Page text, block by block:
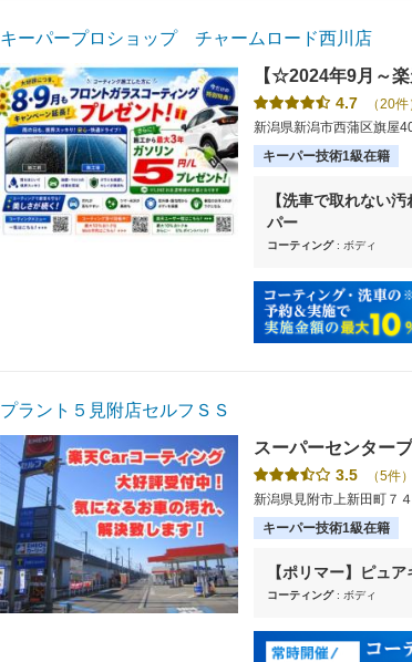
キーパープロショップ チャームロード西川店
【☆2024年9月～
お車をきれいに保
4.7 （20件
新潟県新潟市西蒲区旗屋
キーパー技術1級在籍
【洗車で取れない
パー
コーティング: ボディ
プラント５見附店セルフＳＳ
スーパーセンター
スのお店です！当社丸
新潟県エリア別ラ
3.5 （5件）
新潟県見附市上新田町７
キーパー技術1級在籍
【ポリマー】ピュ
コーティング: ボディ